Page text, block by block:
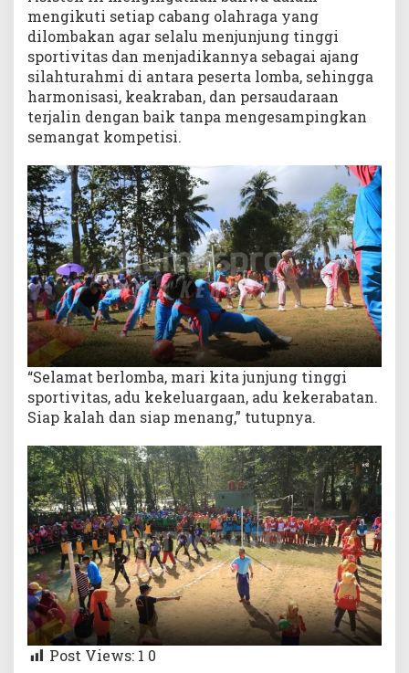
mengikuti setiap cabang olahraga yang
dilombakan agar selalu menjunjung tinggi
sportivitas dan menjadikannya sebagai ajang
silahturahmi di antara peserta lomba, sehingga
harmonisasi, keakraban, dan persaudaraan
terjalin dengan baik tanpa mengesampingkan
semangat kompetisi.
“Selamat berlomba, mari kita junjung tinggi
sportivitas, adu kekeluargaan, adu kekerabatan.
Siap kalah dan siap menang,” tutupnya.
Post Views: 1 0